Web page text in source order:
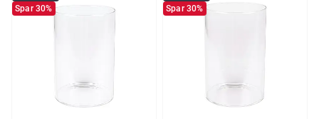
Spar 30%
Spar 30%